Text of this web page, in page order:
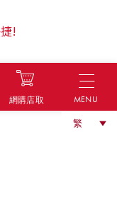
!
網購店取 MENU